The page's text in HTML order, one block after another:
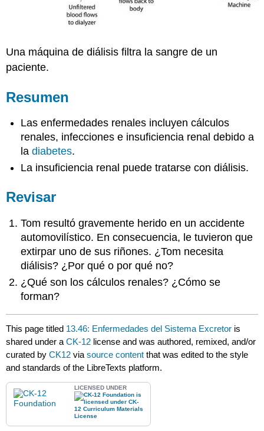
Una máquina de diálisis filtra la sangre de un
paciente.
Resumen
Las enfermedades renales incluyen cálculos
renales, infecciones e insuficiencia renal debido a
ladiabetes.
La insuficiencia renal puede tratarse con diálisis.
Revisar
Tom resultó gravemente herido en un accidente
automovilístico. En consecuencia, le tuvieron que
extirpar uno de sus riñones. ¿Tom necesita
diálisis? ¿Por qué o por qué no?
¿Qué son los cálculos renales? ¿Cómo se
forman?
This page titled 13.46: Enfermedades del Sistema Excretor is
shared under aCK-12 license and was authored, remixed, and/or
curated byCK12 viasource content that was edited to the style
and standards of the LibreTexts platform.
LICENSED UNDER